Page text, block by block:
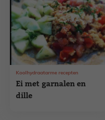
Ei met garnalen en
dille
Koolhydraatarme recepten